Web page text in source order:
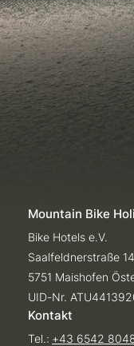
Mountain Bike
Bike Hotels e.V.
Saalfeldnerstraße 14
5751 Maishofen
UID-Nr.
Kontakt
Tel.: +43 6542